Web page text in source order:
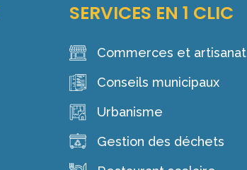
SERVICES EN 1 CLIC
Commerces et artisanat
Conseils municipaux
Urbanisme
Gestion des déchets